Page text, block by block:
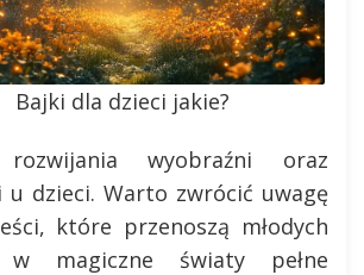
Bajki dla dzieci jakie?
wyobraźni oraz
u dzieci. Warto zwrócić uwagę
które przenoszą młodych
w magiczne światy pełne